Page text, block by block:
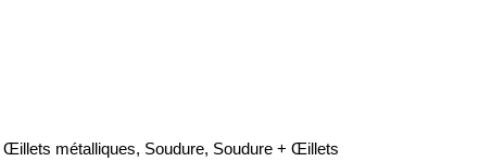
Œillets métalliques, Soudure, Soudure + Œillets